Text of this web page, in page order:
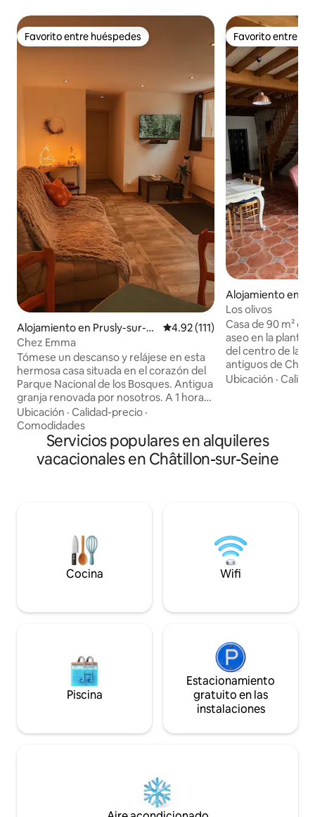
Favorito entre huéspedes
Favorito entre huéspedes
Alojamiento en Prusly-sur-O
urce
Calificación promedio: 4.92 de
4.92 (111)
Chez Emma
Tómese un descanso y relájese en esta
hermosa casa situada en el corazón del
Parque Nacional de los Bosques. Antigua
granja renovada por nosotros. A 1 hora
de Dijon y a 45 minutos de Troyes. A 5
minutos de chatillon sur seine donde
encontrará piscina , museo,
supermercados , paseo al borde de la
fuente de la Douix. A 20 minutos de
Ubicación · Calidad-precio ·
Comodidades
Favorito entre
Favorito entre
Alojamiento en
-Seine
Los olivos
Casa de 90 m²
aseo en la planta
del centro de la
antiguos de
las puertas del
farmacia,
por la mañana...
teatro, cine,
Ubicación ·
Servicios populares en alquileres
vacacionales en Châtillon-sur-Seine
Cocina Wifi
Piscina
Estacionamiento
gratuito en las
instalaciones